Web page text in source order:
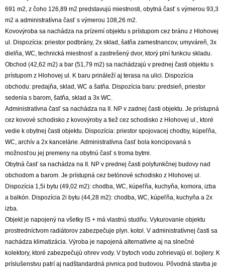
691 m2, z čoho 126,89 m2 predstavujú miestnosti, obytná časť s výmerou 93,3
m2 a administratívna časť s výmerou 108,26 m2.
Kovovýroba sa nachádza na prízemí objektu s prístupom cez bránu z Hlohovej
ul. Dispozícia: priestor podbrány, 2x sklad, šatňa zamestnancov, umyváreň, 3x
dielňa, WC, technická miestnosť a zastrešený dvor, ktorý plní funkciu skladu.
Obchod (42,62 m2) a bar (51,79 m2) sa nachádzajú v prednej časti objektu s
prístupom z Hlohovej ul. K baru prináleží aj terasa na ulici. Dispozícia
obchodu: predajňa, sklad, WC a šatňa. Dispozícia baru: predsieň, priestor
sedenia s barom, šatňa, sklad a 3x WC.
Administratívna časť sa nachádza na II. NP v zadnej časti objektu. Je prístupná
cez kovové schodisko z kovovýroby a tiež cez schodisko z Hlohovej ul., ktoré
vedie k obytnej časti objektu. Dispozícia: priestor spojovacej chodby, kúpeľňa,
WC, archív a 2x kancelárie. Administratívna časť bola koncipovaná s
možnosťou jej premeny na obytnú časť s troma bytmi.
Obytná časť sa nachádza na II. NP v prednej časti polyfunkčnej budovy nad
obchodom a barom. Je prístupná cez betónové schodisko z Hlohovej ul.
Dispozícia 1,5i bytu (49,02 m2): chodba, WC, kúpeľňa, kuchyňa, komora, izba
a balkón. Dispozícia 2i bytu (44,28 m2): chodba, WC, kúpeľňa, kuchyňa a 2x
izba.
Objekt je napojený na všetky IS + má vlastnú studňu. Vykurovanie objektu
prostredníctvom radiátorov zabezpečuje plyn. kotol. V administratívnej časti sa
nachádza klimatizácia. Výroba je napojená alternatívne aj na slnečné
kolektory, ktoré zabezpečujú ohrev vody. V bytoch vodu zohrievajú el. bojlery. K
príslušenstvu patrí aj nadštandardná pivnica pod budovou. Pôvodná stavba je